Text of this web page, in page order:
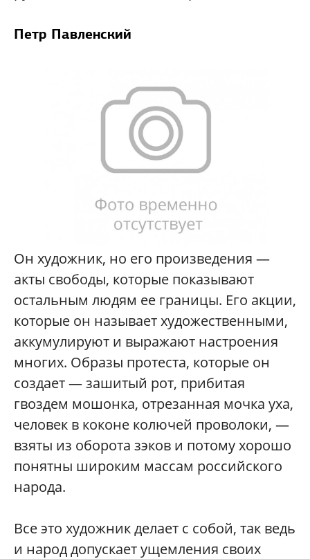
Петр Павленский
Он художник, но его произведения —
акты свободы, которые показывают
остальным людям ее границы. Его акции,
которые он называет художественными,
аккумулируют и выражают настроения
многих. Образы протеста, которые он
создает — зашитый рот, прибитая
гвоздем мошонка, отрезанная мочка уха,
человек в коконе колючей проволоки, —
взяты из оборота зэков и потому хорошо
понятны широким массам российского
народа.
Все это художник делает с собой, так ведь
и народ допускает ущемления своих